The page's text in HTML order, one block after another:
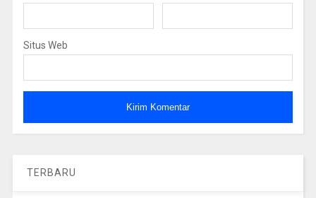
Situs Web
TERBARU